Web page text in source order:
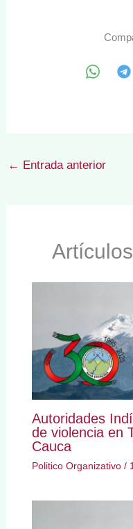
← Entrada anterior
Autoridades
de violencia en
Cauca
Politico Organizativo/